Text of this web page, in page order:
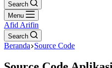
Search
Menu
Afid Arifin
Search
Beranda Source Code